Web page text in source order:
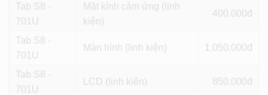
Tab S8 -
701U
Mặt kính cảm ứng (linh
kiện)
400
Tab S8 -
701U
Màn hình (linh kiện) 1.050
Tab S8 -
701U
LCD (linh kiện) 850